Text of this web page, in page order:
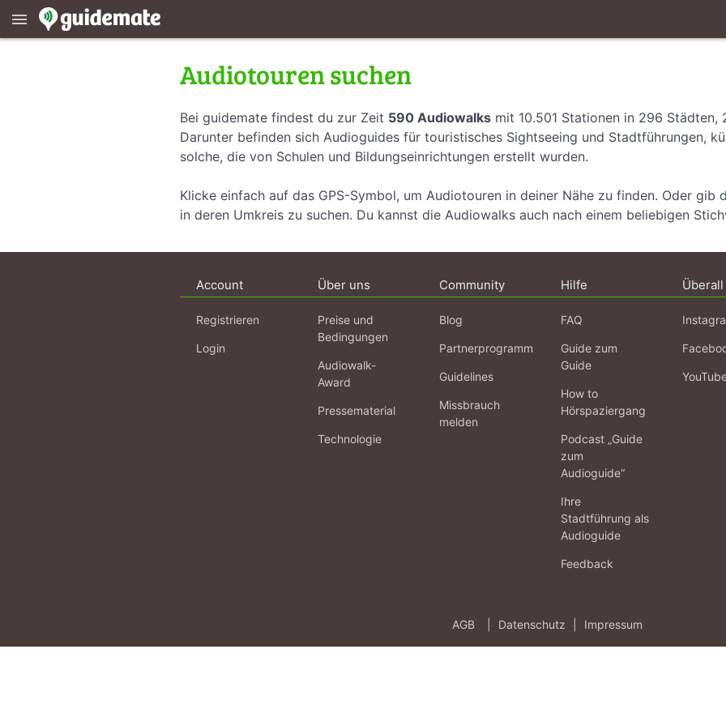
menu
Audiotouren suchen
Bei guidemate findest du zur Zeit 590 Audiowalks mit 10.501 Stationen in 296 Städten,
Darunter befinden sich Audioguides für touristisches Sightseeing und Stadtführungen,
solche, die von Schulen und Bildungseinrichtungen erstellt wurden.
Klicke einfach auf das GPS-Symbol, um Audiotouren in deiner Nähe zu finden. Oder gib
in deren Umkreis zu suchen. Du kannst die Audiowalks auch nach einem beliebigen
Account
Registrieren
Login
Über uns
Preise und
Bedingungen
Audiowalk-
Award
Pressematerial
Technologie
Community
Blog
Partnerprogramm
Guidelines
Missbrauch
melden
Hilfe
FAQ
Guide zum
Guide
How to
Hörspaziergang
Podcast „Guide
zum
Audioguide“
Ihre
Stadtführung als
Audioguide
Feedback
Überall
AGB Datenschutz Impressum